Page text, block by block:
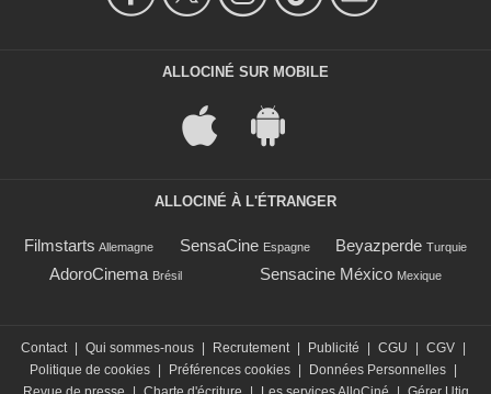
ALLOCINÉ SUR MOBILE
ALLOCINÉ À L'ÉTRANGER
Filmstarts Allemagne SensaCine Espagne Beyazperde Turquie
AdoroCinema Brésil Sensacine México Mexique
Contact Qui sommes-nous Recrutement Publicité CGU CGV
Politique de cookies
Préférences cookies Données Personnelles